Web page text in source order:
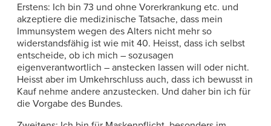
Erstens: Ich bin 73 und ohne Vorerkrankung etc. und
akzeptiere die medizinische Tatsache, dass mein
Immunsystem wegen des Alters nicht mehr so
widerstandsfähig ist wie mit 40. Heisst, dass ich selbst
entscheide, ob ich mich – sozusagen
eigenverantwortlich – anstecken lassen will oder nicht.
Heisst aber im Umkehrschluss auch, dass ich bewusst in
Kauf nehme andere anzustecken. Und daher bin ich für
die Vorgabe des Bundes.